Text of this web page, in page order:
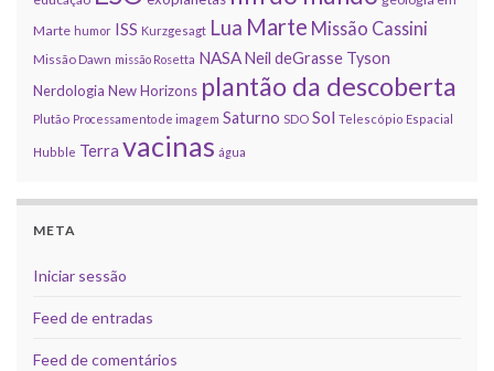
Marte humor ISS Kurzgesagt Lua Marte Missão Cassini
Missão Dawn missão Rosetta NASANeil deGrasse Tyson
Nerdologia New Horizons plantão da descoberta
Plutão Processamento de imagem Saturno SDO Sol Telescópio Espacial
Hubble Terra vacinas água
META
Iniciar sessão
Feed de entradas
Feed de comentários